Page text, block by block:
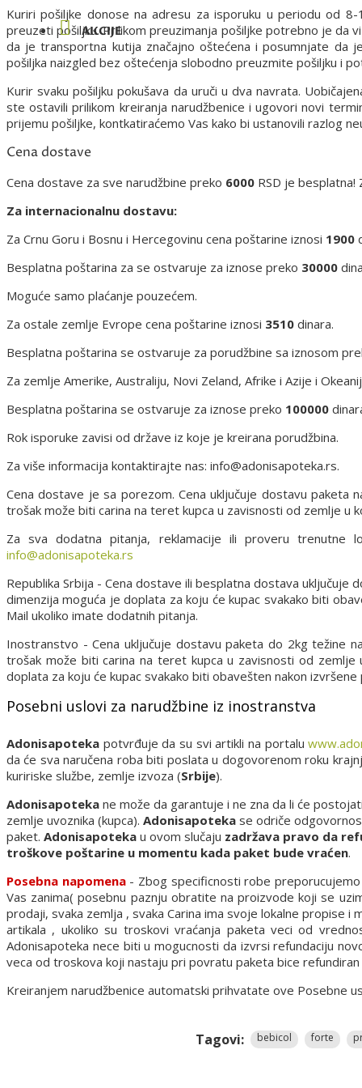
AKCIJE
Kuriri pošiljke donose na adresu za isporuku u periodu od
preuzeti pošiljku. Prilikom preuzimanja pošiljke potrebno je da
da je transportna kutija značajno oštećena i posumnjate da
pošiljka naizgled bez oštećenja slobodno preuzmite pošiljku i
Kurir svaku pošiljku pokušava da uruči u dva navrata.
ste ostavili prilikom kreiranja narudžbenice i ugovori novi
prijemu pošiljke, kontkatiraćemo Vas kako bi ustanovili razlog
Cena dostave
Cena dostave za sve narudžbine preko 6000 RSD je besplatna!
Za internacionalnu dostavu:
Za Crnu Goru i Bosnu i Hercegovinu cena poštarine iznosi 1900
Besplatna poštarina za se ostvaruje za iznose preko 30000
Moguće samo plaćanje pouzećem.
Za ostale zemlje Evrope cena poštarine iznosi 3510 dinara.
Besplatna poštarina se ostvaruje za porudžbine sa iznosom
Za zemlje Amerike, Australiju, Novi Zeland, Afrike i Azije i
Besplatna poštarina se ostvaruje za iznose preko 100000
Rok isporuke zavisi od države iz koje je kreirana porudžbina.
Za više informacija kontaktirajte nas: info@adonisapoteka.rs.
Cena dostave je sa porezom. Cena uključuje dostavu paketa
trošak može biti carina na teret kupca u zavisnosti od zemlje u
Za sva dodatna pitanja, reklamacije ili proveru trenutne
info@adonisapoteka.rs
Republika Srbija - Cena dostave ili besplatna dostava
dimenzija moguća je doplata za koju će kupac svakako biti
Mail ukoliko imate dodatnih pitanja.
Inostranstvo - Cena uključuje dostavu paketa do 2kg težine
trošak može biti carina na teret kupca u zavisnosti od
doplata za koju će kupac svakako biti obavešten nakon
Posebni uslovi za narudžbine iz inostranstva
Adonisapoteka potvrđuje da su svi artikli na portalu
da će sva naručena roba biti poslata u dogovorenom roku
kuririske službe, zemlje izvoza (Srbije).
Adonisapoteka ne može da garantuje i ne zna da li će
zemlje uvoznika (kupca). Adonisapoteka se odriče
paket. Adonisapoteka u ovom slučaju zadržava pravo da
troškove poštarine u momentu kada paket bude vraćen.
Posebna napomena- Zbog specificnosti robe
Vas zanima( posebnu paznju obratite na proizvode koji se
prodaji, svaka zemlja , svaka Carina ima svoje lokalne propise
artikala , ukoliko su troskovi vraćanja paketa veci od
Adonisapoteka nece biti u mogucnosti da izvrsi refundaciju
veca od troskova koji nastaju pri povratu paketa bice
Kreiranjem narudžbenice automatski prihvatate ove Posebne
Tagovi: bebicol forte